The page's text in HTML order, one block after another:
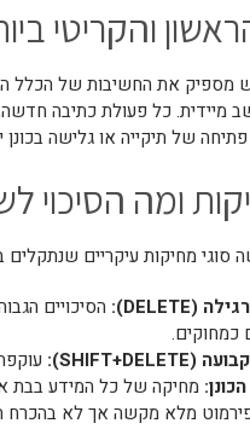
והקריטי
מספיק את החשיבות של הכלל
מיידית. כל פעולת כתיבה
של תיקייה או גלישה
ומה הסיכוי
סוגי מחיקות עיקריים
(
DELETE
): הסיכויים
כמחוקים.
(
SHIFT+DELETE
):
מלא מקשה אך לא בהכרח